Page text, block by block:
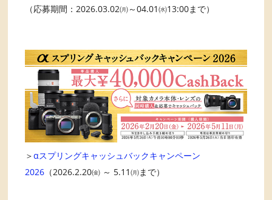
（応募期間：2026.03.02㈪～04.01㈬13:00まで）
＞αスプリングキャッシュバックキャンペーン
2026 （2026.2.20㈮ ～ 5.11㈪まで）